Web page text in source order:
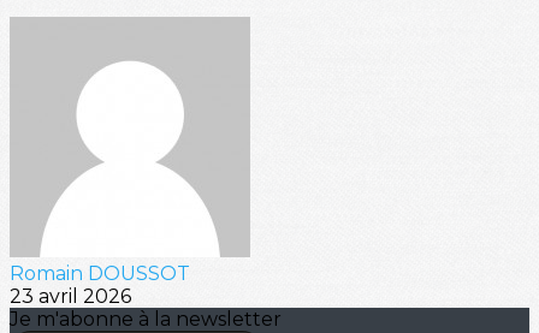
Romain DOUSSOT
23 avril 2026
Je m'abonne à la newsletter